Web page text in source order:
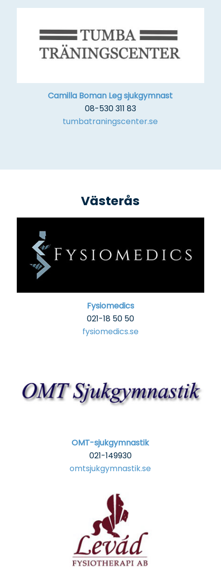
Camilla Boman Leg sjukgymnast
08-530 311 83
tumbatraningscenter.se
Västerås
Fysiomedics
021-18 50 50
fysiomedics.se
OMT-sjukgymnastik
021-149930
omtsjukgymnastik.se